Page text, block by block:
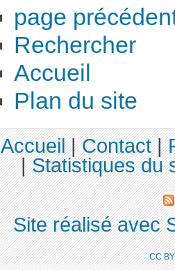
page
Rechercher
Accueil
Plan du site
Accueil|Contact|
|Statistiques du
Site réalisé avec
CC